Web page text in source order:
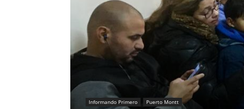
Informando Primero Puerto Montt